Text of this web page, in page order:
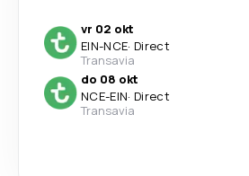
vr 02 okt
EIN-NCE· Direct
Transavia
do 08 okt
NCE-EIN· Direct
Transavia